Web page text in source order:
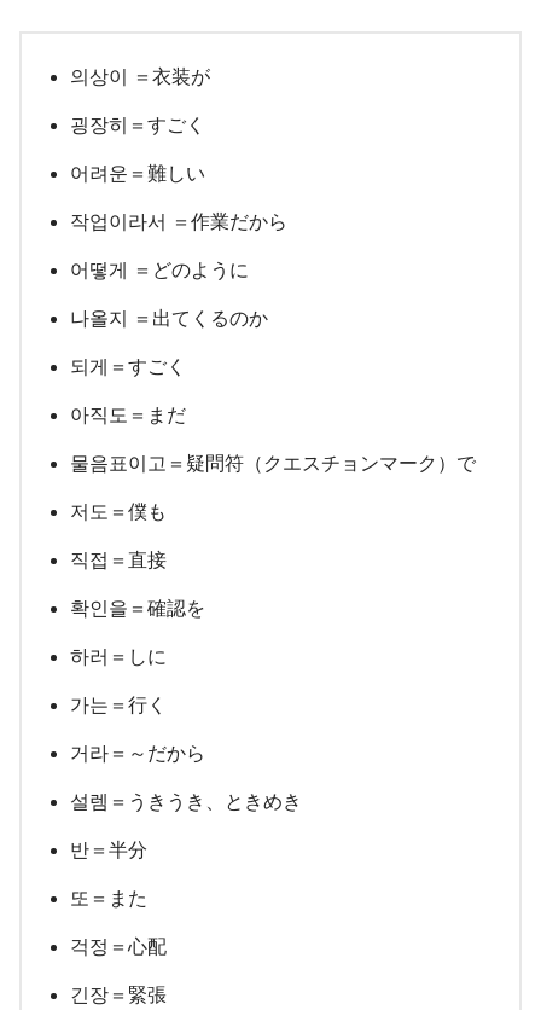
의상이 ＝衣装が
굉장히＝すごく
어려운＝難しい
작업이라서 ＝作業だから
어떻게 ＝どのように
나올지 ＝出てくるのか
되게＝すごく
아직도＝まだ
물음표이고＝疑問符（クエスチョンマーク）で
저도＝僕も
직접＝直接
확인을＝確認を
하러＝しに
가는＝行く
거라＝～だから
설렘＝うきうき、ときめき
반＝半分
또＝また
걱정＝心配
긴장＝緊張